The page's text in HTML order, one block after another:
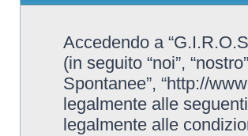
Accedendo a
(in seguito “noi”,
Spontanee”, “http://
legalmente alle
legalmente alle